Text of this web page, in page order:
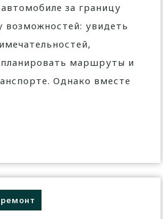
возможностей: увидеть
маршруты и
Однако вместе